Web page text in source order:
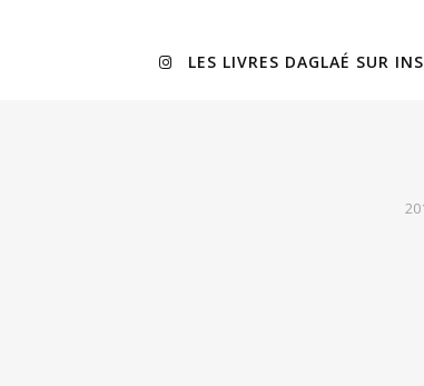
LES LIVRES DAGLAÉ SUR